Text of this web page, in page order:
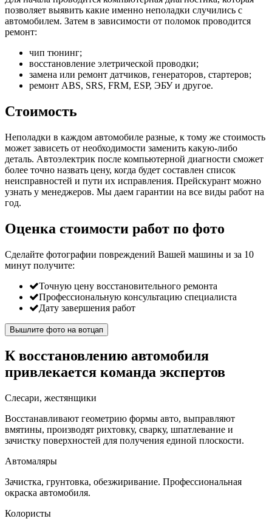
позволяет выявить какие именно неполадки случились с
автомобилем. Затем в зависимости от поломок проводится
ремонт:
чип тюнинг;
восстановление элетрической проводки;
замена или ремонт датчиков, генераторов, стартеров;
ремонт ABS, SRS, FRM, ESP, ЭБУ и другое.
Стоимость
Неполадки в каждом автомобиле разные, к тому же стоимость
может зависеть от необходимости заменить какую-либо
деталь. Автоэлектрик после компьютерной диагности сможет
более точно назвать цену, когда будет составлен список
неисправностей и пути их исправления. Прейскурант можно
узнать у менеджеров. Мы даем гарантии на все виды работ на
год.
Оценка стоимости работ по фото
Сделайте фотографии повреждений Вашей машины и за 10
минут получите:
Точную цену восстановительного ремонта
Профессиональную консультацию специалиста
Дату завершения работ
Вышлите фото на вотцап
К восстановлению автомобиля
привлекается команда экспертов
Слесари, жестянщики
Восстанавливают геометрию формы авто, выправляют
вмятины, производят рихтовку, сварку, шпатлевание и
зачистку поверхностей для получения единой плоскости.
Автомаляры
Зачистка, грунтовка, обезжиривание. Профессиональная
окраска автомобиля.
Колористы